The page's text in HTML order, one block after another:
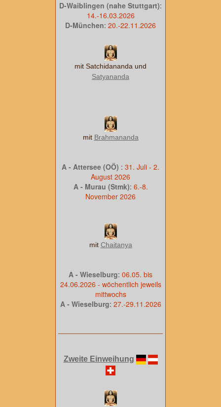
D-Waiblingen (nahe Stuttgart):
14.-16.03.2026
D-München: 20.-22.11.2026
mit Satchidananda und
Satyananda
mit Brahmananda
A - Attersee (OÖ) : 31. Juli - 2.
August 2026
A - Murau (Stmk): 6.-8.
November 2026
mit Chaitanya
A - Wieselburg: 06.05. bis
24.06.2026 - wöchentlich jeweils
mittwochs
A - Wieselburg: 27.-29.11.2026
Zweite Einweihung